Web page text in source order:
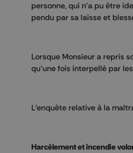
personne, qui n’a pu être
pendu par sa laisse et
Lorsque Monsieur a repris
qu’une fois interpellé par
L’enquête relative à la
Harcèlement et incendie